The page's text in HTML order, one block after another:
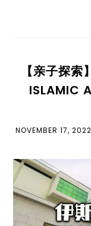
【亲子探
ISLAMIC
NOVEMBER 17, 2022